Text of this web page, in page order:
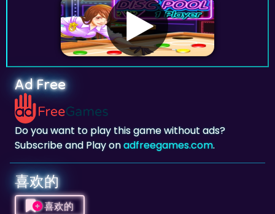
Ad Free
Do you want to play this game without ads?
Subscribe and Play on
喜欢的
喜欢的
点击添加此游戏为你喜欢的游戏。